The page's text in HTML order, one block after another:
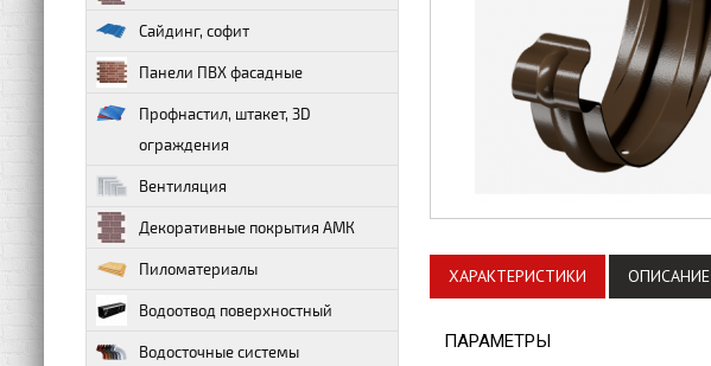
Сайдинг, софит
Панели ПВХ фасадные
Профнастил, штакет, 3D
ограждения
Вентиляция
Декоративные покрытия АМК
Пиломатериалы
Водоотвод поверхностный
Водосточные системы
ХАРАКТЕРИСТИКИ ОПИСАНИЕ
ПАРАМЕТРЫ